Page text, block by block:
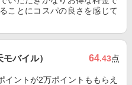
ことにコスパの良さを感じて
バイル） 64.43点
イントが2万ポイントももらえ